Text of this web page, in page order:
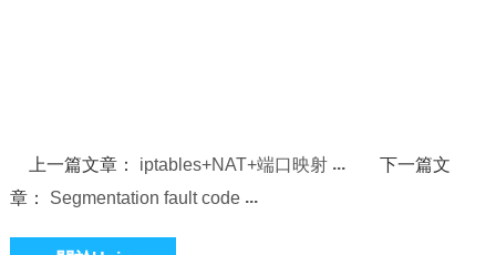
上一篇文章： iptables+NAT+端口映射
下一篇文
章： Segmentation fault code